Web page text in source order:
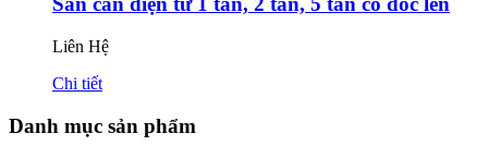
Liên Hệ
Chi tiết
Danh mục sản phẩm